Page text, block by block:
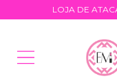
LOJA DE